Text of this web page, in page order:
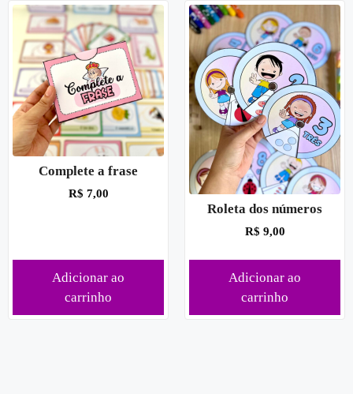
Complete a frase
R$ 7,00
Adicionar ao
carrinho
Roleta dos números
R$ 9,00
Adicionar ao
carrinho